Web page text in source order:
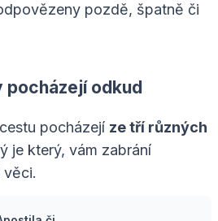
pozdě, špatně či
pocházejí odkud
pocházejí ze tří různých
je který, vám zabrání
věci.